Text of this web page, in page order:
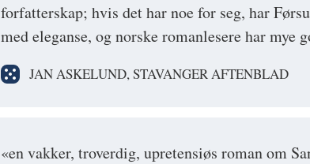
forfatterskap; hvis det har noe for seg, har
med eleganse, og norske romanlesere har mye
JAN ASKELUND, STAVANGER AFTENBLAD
«en vakker, troverdig, upretensiøs roman om